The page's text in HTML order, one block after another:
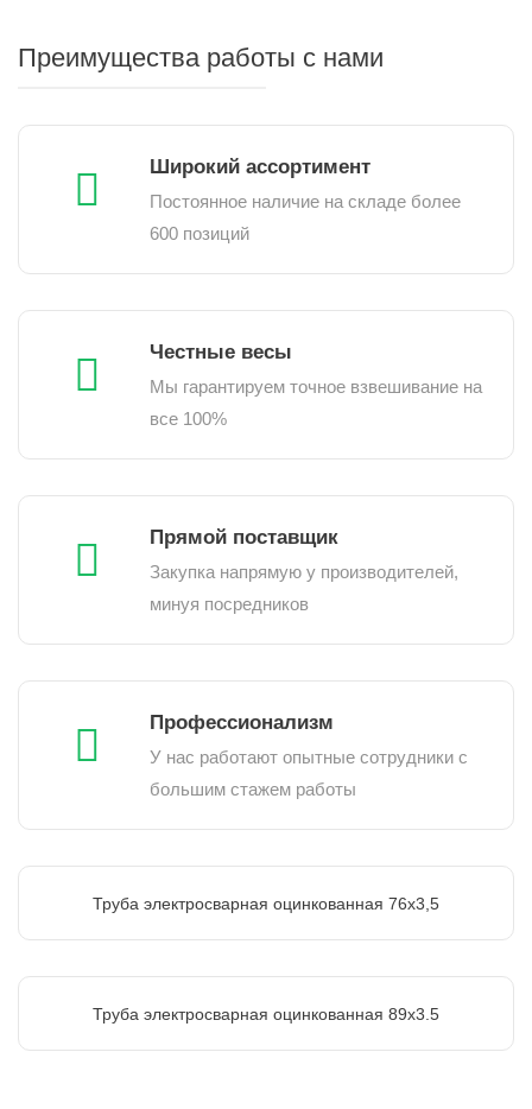
Преимущества работы с нами
Широкий ассортимент
Постоянное наличие на складе более
600 позиций
Честные весы
Мы гарантируем точное взвешивание на
все 100%
Прямой поставщик
Закупка напрямую у производителей,
минуя посредников
Профессионализм
У нас работают опытные сотрудники с
большим стажем работы
Труба электросварная оцинкованная 76х3,5
Труба электросварная оцинкованная 89х3.5